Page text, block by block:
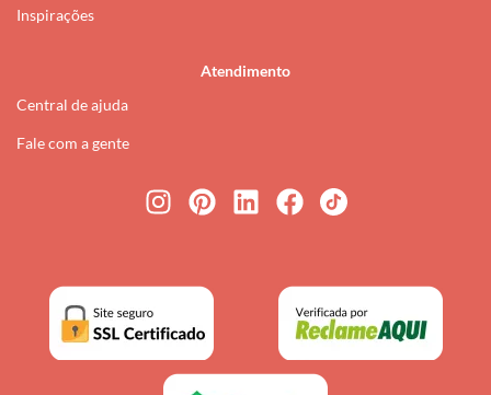
Inspirações
Atendimento
Central de ajuda
Fale com a gente